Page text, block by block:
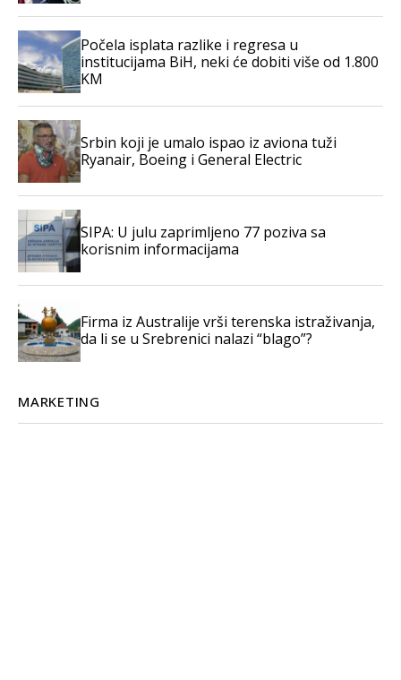
Počela isplata razlike i regresa u
institucijama BiH, neki će dobiti više od 1.800
KM
Srbin koji je umalo ispao iz aviona tuži
Ryanair, Boeing i General Electric
SIPA: U julu zaprimljeno 77 poziva sa
korisnim informacijama
Firma iz Australije vrši terenska istraživanja,
da li se u Srebrenici nalazi “blago”?
MARKETING